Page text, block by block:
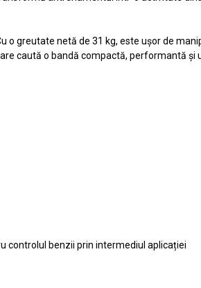
o greutate netă de 31 kg, este ușor de
caută o bandă compactă, performantă și
controlul benzii prin intermediul aplicației